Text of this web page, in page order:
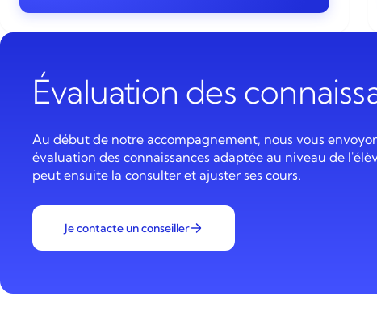
Évaluation des
Au début de notre accompagnement, nous vous
évaluation des connaissances adaptée au niveau de
peut ensuite la consulter et ajuster ses cours.
Je contacte un conseiller